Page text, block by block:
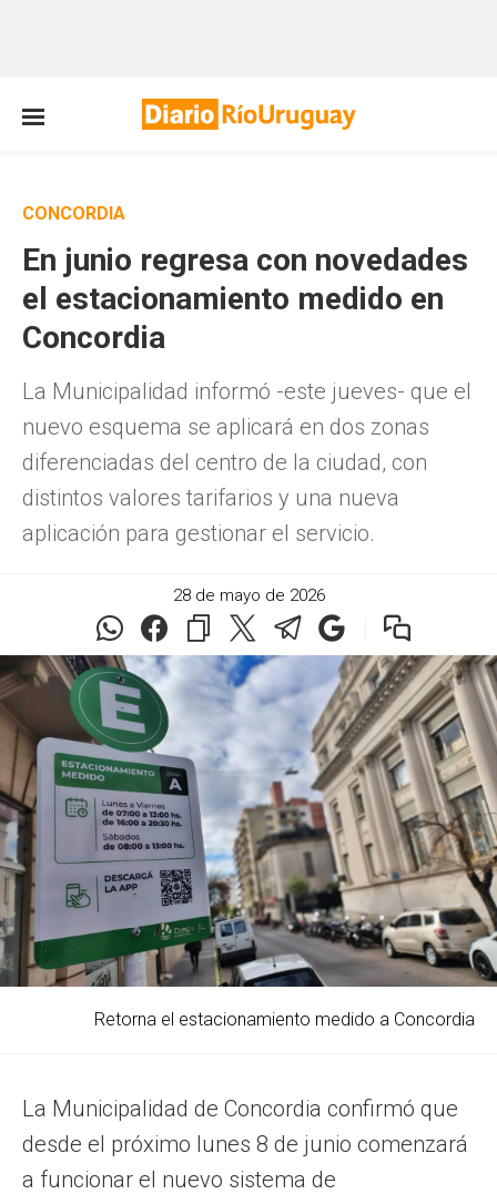
CONCORDIA
En junio regresa con novedades
el estacionamiento medido en
Concordia
La Municipalidad informó -este jueves- que el
nuevo esquema se aplicará en dos zonas
diferenciadas del centro de la ciudad, con
distintos valores tarifarios y una nueva
aplicación para gestionar el servicio.
28 de mayo de 2026
Retorna el estacionamiento medido a Concordia
La Municipalidad de Concordia confirmó que
desde el próximo lunes 8 de junio comenzará
a funcionar el nuevo sistema de